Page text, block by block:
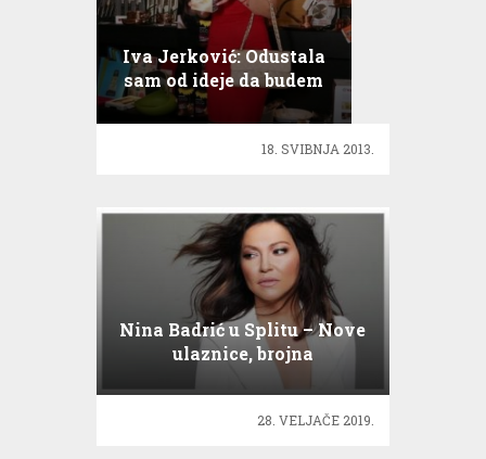
Iva Jerković: Odustala
sam od ideje da budem
plavuša!
18. SVIBNJA 2013.
Nina Badrić u Splitu – Nove
ulaznice, brojna
iznenađenja…
28. VELJAČE 2019.